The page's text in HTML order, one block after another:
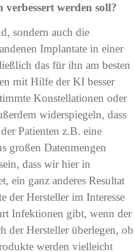
werden soll?
sondern auch die
Implantate in einer
das für ihn am besten
mit Hilfe der KI besser
Konstellationen oder
widerspiegeln, dass
Patienten z.B. eine
großen Datenmengen
dass wir hier in
ein ganz anderes Resultat
der Hersteller im Interesse
Infektionen gibt, wenn der
der Hersteller überlegen, ob
werden vielleicht